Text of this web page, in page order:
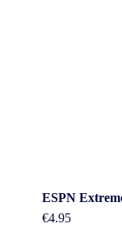
ESPN
€4.95